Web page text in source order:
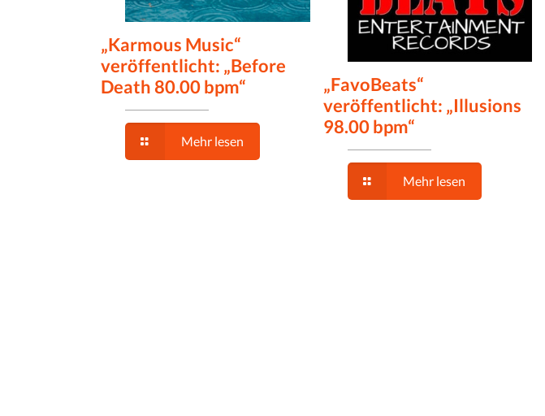
„Karmous Music“
veröffentlicht: „Before
Death 80.00 bpm“
Mehr lesen
„FavoBeats“
veröffentlicht: „Illusions
98.00 bpm“
Mehr lesen